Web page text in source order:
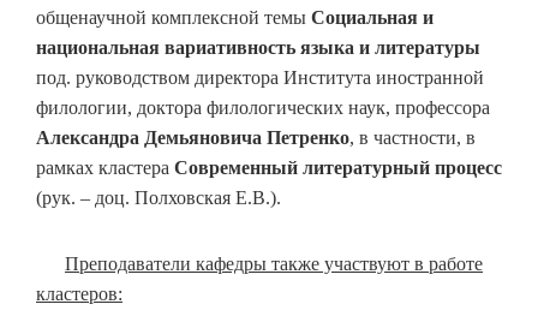
общенаучной комплексной темы Социальная и
национальная вариативность языка и литературы
под. руководством директора Института иностранной
филологии, доктора филологических наук, профессора
Александра Демьяновича Петренко, в частности, в
рамках кластера Современный литературный процесс
(рук. – доц. Полховская Е.В.).
Преподаватели кафедры также участвуют в работе
кластеров: